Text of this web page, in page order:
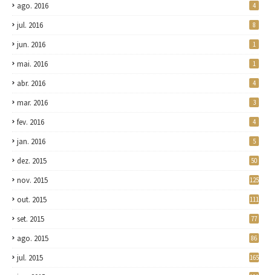
ago. 2016 4
jul. 2016 8
jun. 2016 1
mai. 2016 1
abr. 2016 4
mar. 2016 3
fev. 2016 4
jan. 2016 5
dez. 2015 50
nov. 2015 125
out. 2015 111
set. 2015 77
ago. 2015 86
jul. 2015 165